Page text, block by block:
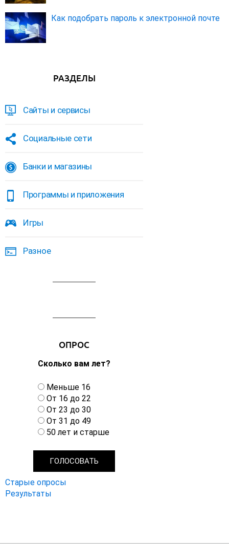
Как подобрать пароль к электронной почте
РАЗДЕЛЫ
Сайты и сервисы
Социальные сети
Банки и магазины
Программы и приложения
Игры
Разное
ОПРОС
Сколько вам лет?
В
а
р
и
а
Меньше 16
От 16 до 22
От 23 до 30
От 31 до 49
50 лет и старше
Старые опросы
Результаты